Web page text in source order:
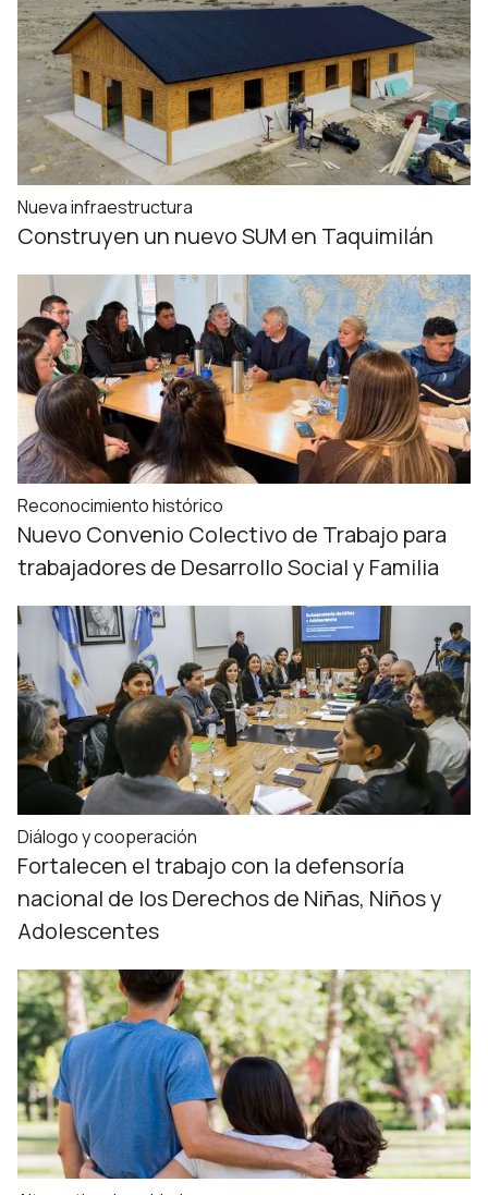
Nueva infraestructura
Construyen un nuevo SUM en Taquimilán
Reconocimiento histórico
Nuevo Convenio Colectivo de Trabajo para
trabajadores de Desarrollo Social y Familia
Diálogo y cooperación
Fortalecen el trabajo con la defensoría
nacional de los Derechos de Niñas, Niños y
Adolescentes